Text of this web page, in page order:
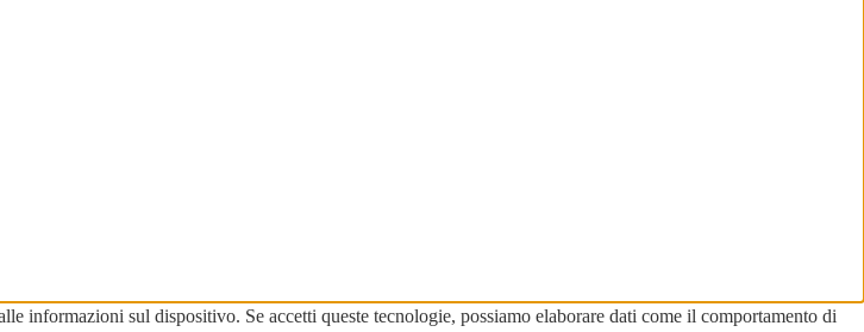
informazioni sul dispositivo. Se accetti queste tecnologie, possiamo elaborare dati come il comportamento di